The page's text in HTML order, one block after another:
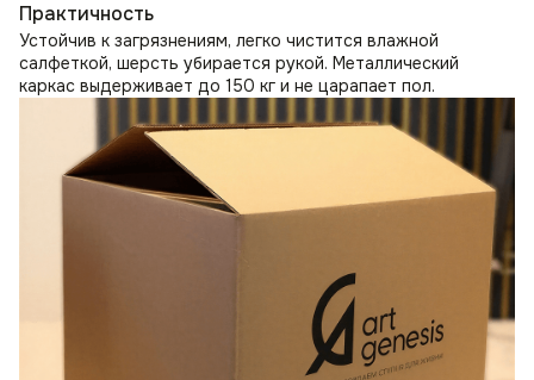
Практичность
Устойчив к загрязнениям, легко чистится влажной
салфеткой, шерсть убирается рукой. Металлический
каркас выдерживает до 150 кг и не царапает пол.